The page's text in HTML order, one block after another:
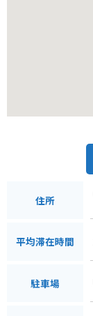
住所
平均滞在時間
駐車場